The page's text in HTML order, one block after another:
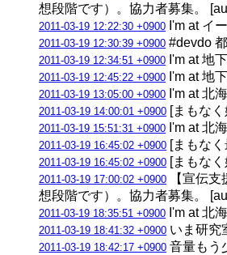
想段階です）。協力者募集。
2011-03-19 12:22:30 +0900 I'm at イ
2011-03-19 12:30:39 +0900 #devdo
2011-03-19 12:34:51 +0900 I'm at 地
2011-03-19 12:45:22 +0900 I'm at 地
2011-03-19 13:05:00 +0900 I'm at 北
2011-03-19 14:00:01 +0900 [まもな
2011-03-19 15:51:31 +0900 I'm at 北
2011-03-19 16:45:02 +0900 [まもな
2011-03-19 16:45:02 +0900 [まもな
2011-03-19 17:00:02 +0900 【宣伝
想段階です）。協力者募集。
2011-03-19 18:35:51 +0900 I'm at 北
2011-03-19 18:41:32 +0900 いま研究
2011-03-19 18:42:17 +0900 音量もう